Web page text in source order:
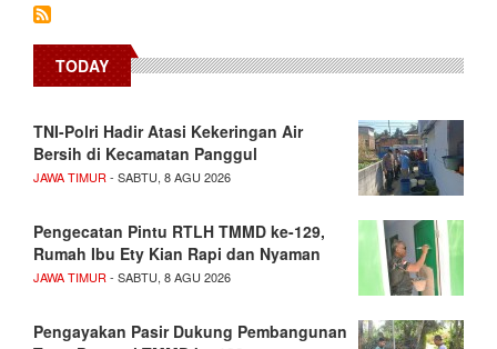
TODAY
TNI-Polri Hadir Atasi Kekeringan Air
Bersih di Kecamatan Panggul
JAWA TIMUR - SABTU, 8 AGU 2026
Pengecatan Pintu RTLH TMMD ke-129,
Rumah Ibu Ety Kian Rapi dan Nyaman
JAWA TIMUR - SABTU, 8 AGU 2026
Pengayakan Pasir Dukung Pembangunan